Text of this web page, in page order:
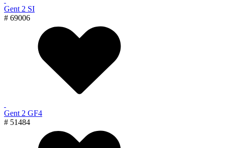
Gent 2 SI
# 69006
Gent 2 GF4
# 51484